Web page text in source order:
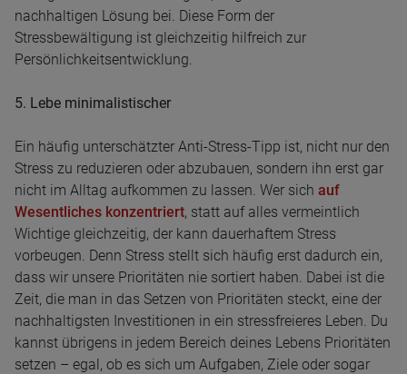
nachhaltigen Lösung bei. Diese Form der
Stressbewältigung ist gleichzeitig hilfreich zur
Persönlichkeitsentwicklung.
5. Lebe minimalistischer
Ein häufig unterschätzter Anti-Stress-Tipp ist, nicht nur den
Stress zu reduzieren oder abzubauen, sondern ihn erst gar
nicht im Alltag aufkommen zu lassen. Wer sich auf
Wesentliches konzentriert, statt auf alles vermeintlich
Wichtige gleichzeitig, der kann dauerhaftem Stress
vorbeugen. Denn Stress stellt sich häufig erst dadurch ein,
dass wir unsere Prioritäten nie sortiert haben. Dabei ist die
Zeit, die man in das Setzen von Prioritäten steckt, eine der
nachhaltigsten Investitionen in ein stressfreieres Leben. Du
kannst übrigens in jedem Bereich deines Lebens Prioritäten
setzen – egal, ob es sich um Aufgaben, Ziele oder sogar